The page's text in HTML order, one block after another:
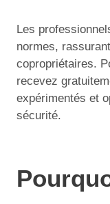
Les
normes,
copropriétaires.
recevez
expérimentés et
sécurité.